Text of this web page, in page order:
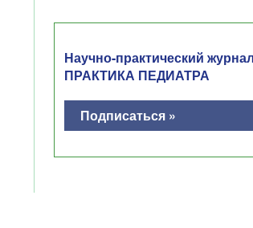
Научно-практический журнал
ПРАКТИКА ПЕДИАТРА
Подписаться »